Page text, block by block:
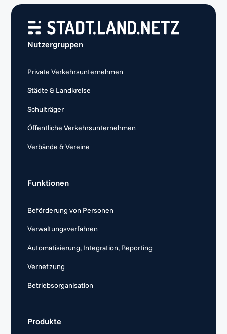
Nutzergruppen
Private Verkehrsunternehmen
Städte & Landkreise
Schulträger
Öffentliche Verkehrsunternehmen
Verbände & Vereine
Funktionen
Beförderung von Personen
Verwaltungsverfahren
Automatisierung, Integration, Reporting
Vernetzung
Betriebsorganisation
Produkte